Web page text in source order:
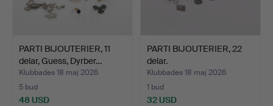
PARTI BIJOUTERIER, 11
delar, Guess, Dyrber…
Klubbades 18 maj 2026
5 bud
48 USD
PARTI BIJOUTERIER, 22
delar.
Klubbades 18 maj 2026
1 bud
32 USD